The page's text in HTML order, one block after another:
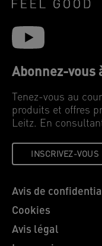
Abonnez-vous
Tenez-vous au
produits et offres
Leitz. En
INSCRIVEZ-VOUS
Avis de
Cookies
Avis légal